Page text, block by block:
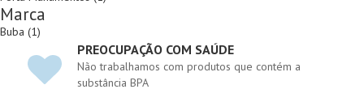
Marca
Buba (1)
PREOCUPAÇÃO COM SAÚDE
Não trabalhamos com produtos que contém a
substância BPA